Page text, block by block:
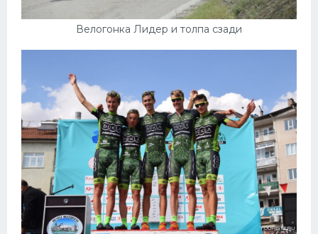
Велогонка Лидер и толпа сзади